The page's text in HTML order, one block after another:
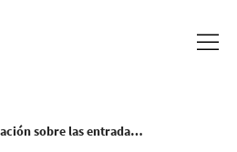
Información sobre las entradas para el choque de Copa Federación ante el CD San Ignacio